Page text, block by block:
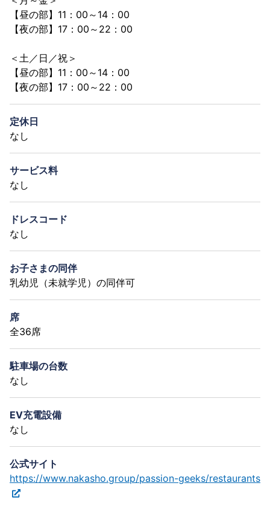
【昼の部】11：00～14：00
【夜の部】17：00～22：00
＜土／日／祝＞
【昼の部】11：00～14：00
【夜の部】17：00～22：00
定休日
なし
サービス料
なし
ドレスコード
なし
お子さまの同伴
乳幼児（未就学児）の同伴可
席
全36席
駐車場の台数
なし
EV充電設備
なし
公式サイト
https://www.nakasho.group/passion-geeks/restaurants